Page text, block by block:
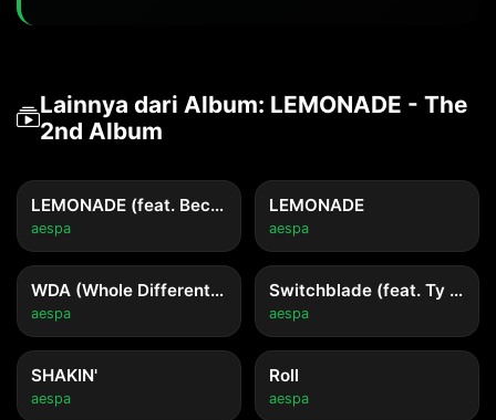
Lainnya dari Album: LEMONADE - The
2nd Album
LEMONADE (feat. Becky G)
aespa
LEMONADE
aespa
WDA (Whole Different Animal) (feat. G-DRAGON)
aespa
Switchblade (feat. Ty Dolla $ign)
aespa
SHAKIN'
aespa
Roll
aespa